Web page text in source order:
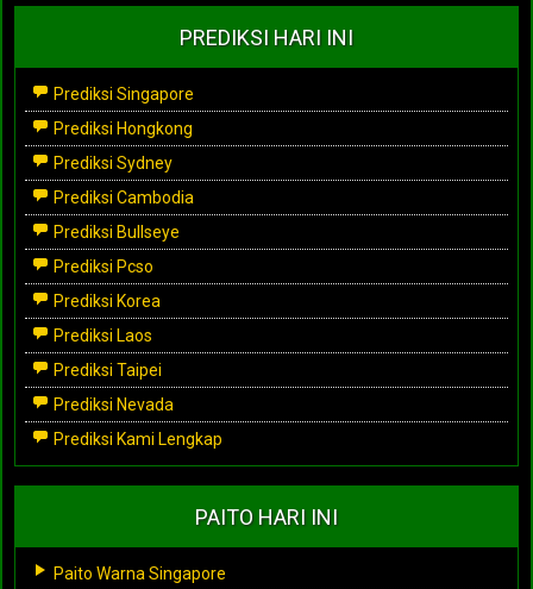
PREDIKSI HARI INI
Prediksi Singapore
Prediksi Hongkong
Prediksi Sydney
Prediksi Cambodia
Prediksi Bullseye
Prediksi Pcso
Prediksi Korea
Prediksi Laos
Prediksi Taipei
Prediksi Nevada
Prediksi Kami Lengkap
PAITO HARI INI
Paito Warna Singapore